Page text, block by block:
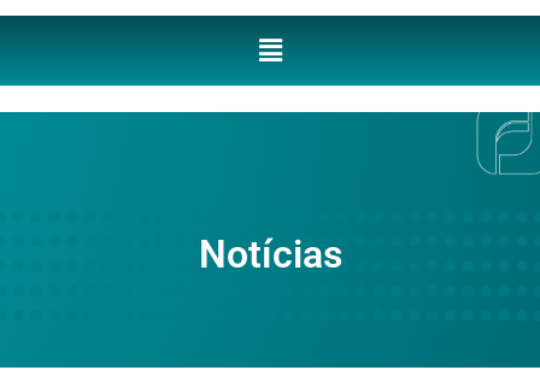
Notícias